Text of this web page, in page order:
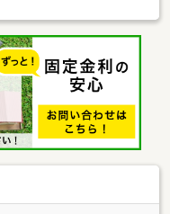
なので眺望良好です。
ョンですがこのお部屋